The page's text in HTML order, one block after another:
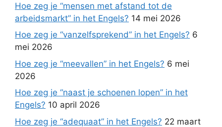
Hoe zeg je “mensen met afstand tot de
arbeidsmarkt” in het Engels? 14 mei 2026
Hoe zeg je “vanzelfsprekend” in het Engels? 6
mei 2026
Hoe zeg je “meevallen” in het Engels? 6 mei
2026
Hoe zeg je “naast je schoenen lopen” in het
Engels? 10 april 2026
Hoe zeg je “adequaat” in het Engels? 22 maart